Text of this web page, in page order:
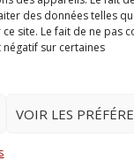
des données telles
site. Le fait de ne pas
sur certaines
VOIR LES
1 Avenue